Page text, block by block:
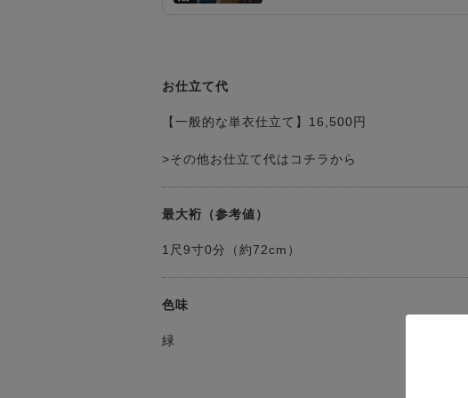
お仕立て代
【一般的な単衣仕立て】16,500円
>その他お仕立て代はコチラから
最大裄（参考値）
1尺9寸0分（約72cm）
色味
緑